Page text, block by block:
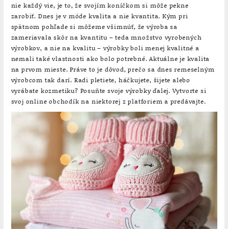
nie každý vie, je to, že svojím koníčkom si môže pekne
zarobiť. Dnes je v móde kvalita a nie kvantita. Kým pri
spätnom pohľade si môžeme všimnúť, že výroba sa
zameriavala skôr na kvantitu – teda množstvo vyrobených
výrobkov, a nie na kvalitu – výrobky boli menej kvalitné a
nemali také vlastnosti ako bolo potrebné. Aktuálne je kvalita
na prvom mieste. Práve to je dôvod, prečo sa dnes remeselným
výrobcom tak darí. Radi pletiete, háčkujete, šijete alebo
vyrábate kozmetiku? Posuňte svoje výrobky ďalej. Vytvorte si
svoj online obchodík na niektorej z platforiem a predávajte.